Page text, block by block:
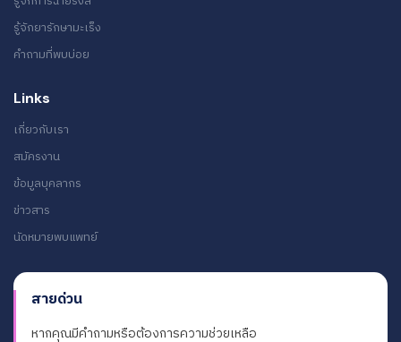
รู้จักยารักษามะเร็ง
คำถามที่พบบ่อย
Links
เกี่ยวกับเรา
สมัครงาน
ข้อมูลบุคลากร
ข่าวสาร
นัดหมายพบแพทย์
สายด่วน
หากคุณมีคำถามหรือต้องการความช่วยเหลือ